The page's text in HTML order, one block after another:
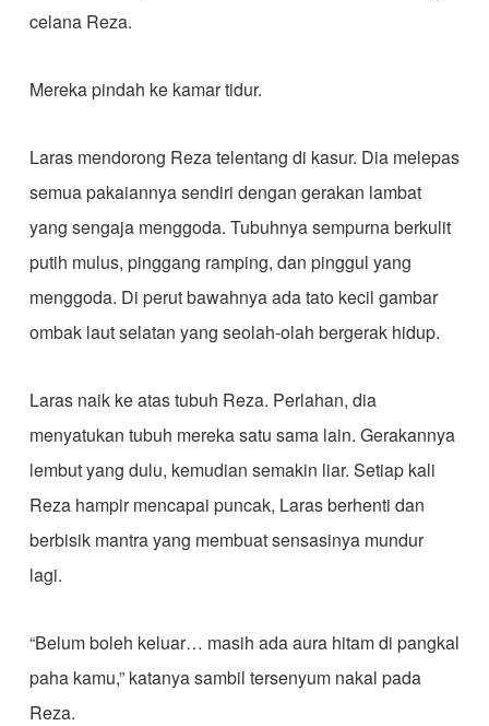
celana Reza.
Mereka pindah ke kamar tidur.
Laras mendorong Reza telentang di kasur. Dia melepas
semua pakaiannya sendiri dengan gerakan lambat
yang sengaja menggoda. Tubuhnya sempurna berkulit
putih mulus, pinggang ramping, dan pinggul yang
menggoda. Di perut bawahnya ada tato kecil gambar
ombak laut selatan yang seolah-olah bergerak hidup.
Laras naik ke atas tubuh Reza. Perlahan, dia
menyatukan tubuh mereka satu sama lain. Gerakannya
lembut yang dulu, kemudian semakin liar. Setiap kali
Reza hampir mencapai puncak, Laras berhenti dan
berbisik mantra yang membuat sensasinya mundur
lagi.
“Belum boleh keluar… masih ada aura hitam di pangkal
paha kamu,” katanya sambil tersenyum nakal pada
Reza.